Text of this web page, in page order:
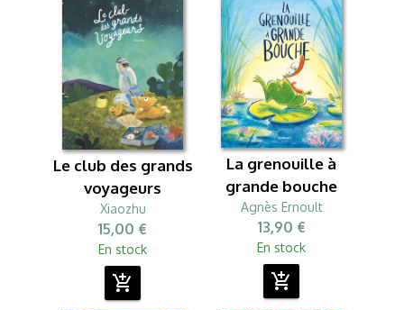
Le club des grands
voyageurs
Xiaozhu
15,00 €
En stock
add_shopping_cart
La grenouille à
grande bouche
Agnès Ernoult
13,90 €
En stock
add_shopping_cart